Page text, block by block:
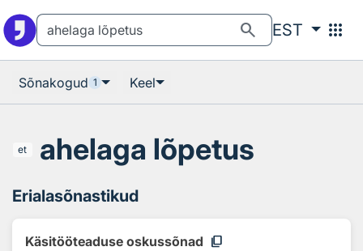
search EST apps
Sõnakogud 1 Keel
et ahelaga lõpetus
Erialasõnastikud
Käsitööteaduse oskussõnad content_copy